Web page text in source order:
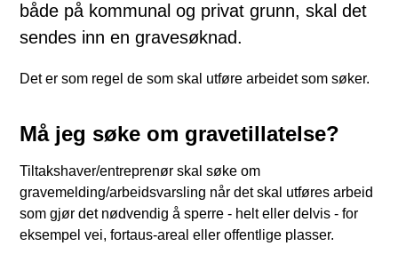
både på kommunal og privat grunn, skal det
sendes inn en gravesøknad.
Det er som regel de som skal utføre arbeidet som søker.
Må jeg søke om gravetillatelse?
Tiltakshaver/entreprenør skal søke om
gravemelding/arbeidsvarsling når det skal utføres arbeid
som gjør det nødvendig å sperre - helt eller delvis - for
eksempel vei, fortaus-areal eller offentlige plasser.